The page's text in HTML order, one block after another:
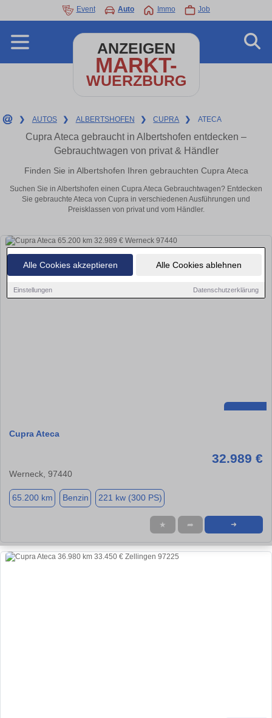
Alle Cookies akzeptieren Alle Cookies ablehnen
Einstellungen Datenschutzerklärung
Event Auto Immo Job
ANZEIGEN
MARKT-
WUERZBURG
❯ AUTOS ❯ ALBERTSHOFEN ❯ CUPRA ❯ ATECA
Cupra Ateca gebraucht in Albertshofen entdecken –
Gebrauchtwagen von privat & Händler
Finden Sie in Albertshofen Ihren gebrauchten Cupra Ateca
Suchen Sie in Albertshofen einen Cupra Ateca Gebrauchtwagen? Entdecken
Sie gebrauchte Ateca von Cupra in verschiedenen Ausführungen und
Preisklassen von privat und vom Händler.
Cupra Ateca
32.989 €
Werneck, 97440
65.200 km Benzin 221 kw (300 PS)
★ ➦ ➜